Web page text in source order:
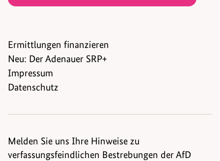
Ermittlungen finanzieren
Neu: Der Adenauer SRP+
Impressum
Datenschutz
Melden Sie uns Ihre Hinweise zu
verfassungsfeindlichen Bestrebungen der AfD